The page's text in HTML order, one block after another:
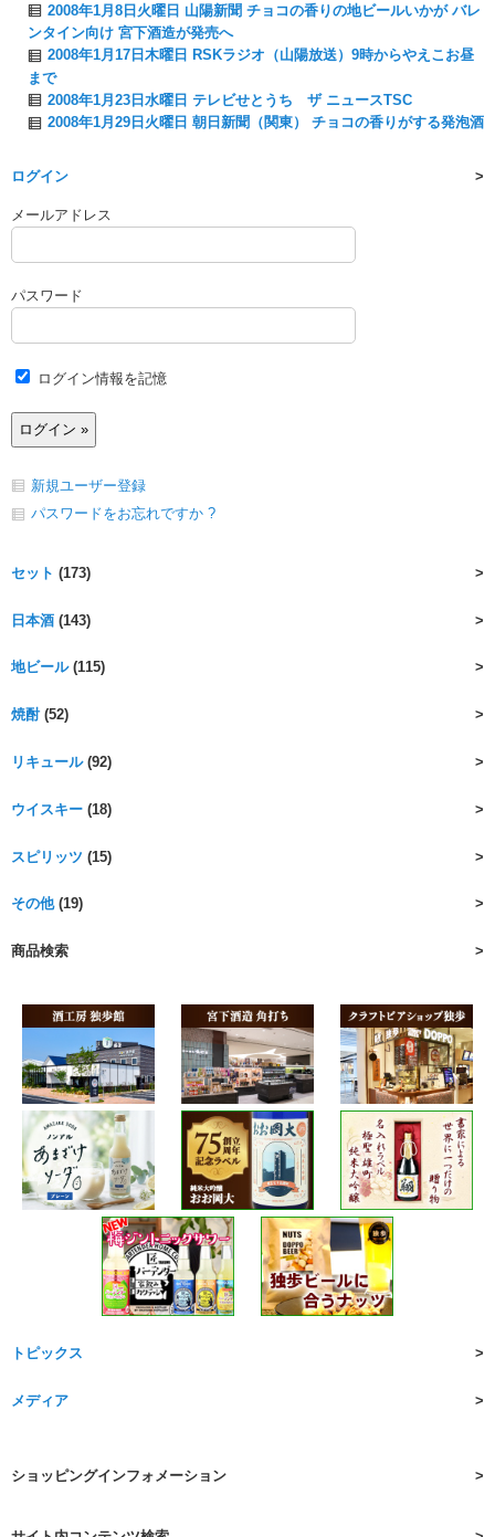
2008年1月8日火曜日 山陽新聞 チョコの香りの地ビールいかが バレ
ンタイン向け 宮下酒造が発売へ
2008年1月17日木曜日 RSKラジオ（山陽放送）9時からやえこお昼
まで
2008年1月23日水曜日 テレビせとうち ザ ニュースTSC
2008年1月29日火曜日 朝日新聞（関東） チョコの香りがする発泡酒
ログイン
メールアドレス
パスワード
ログイン情報を記憶
新規ユーザー登録
パスワードをお忘れですか ?
セット (173)
日本酒 (143)
地ビール(115)
焼酎(52)
リキュール(92)
ウイスキー (18)
スピリッツ (15)
その他(19)
商品検索
トピックス
メディア
ショッピングインフォメーション